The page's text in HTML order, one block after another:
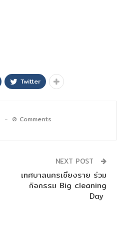
Twitter
0 Comments
NEXT POST
เทศบาลนครเชียงราย ร่วม
กิจกรรม Big cleaning
Day